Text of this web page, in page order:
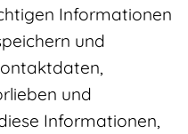
Informationen
und
und
Informationen,